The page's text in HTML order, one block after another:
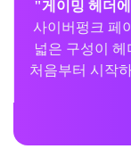
"게이밍 헤더
사이버펑크 페
넓은 구성이
처음부터 시작